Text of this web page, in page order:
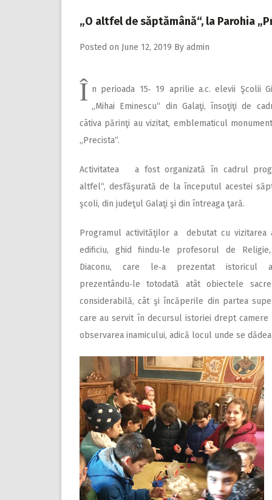
„O altfel de săptămână“, la Parohia
Posted on June 12, 2019 By admin
Î n perioada 15‑ 19 aprilie a.c. elevii Şcolii
„Mihai Eminescu“ din Galaţi, însoţiţi de
câtiva părinţi au vizitat, emblematicul
„Precista“.
Activitatea a fost organizată în cadrul
altfel“, desfăşurată de la începutul acestei
şcoli, din judeţul Galaţi şi din întreaga ţară.
Programul activităţilor a debutat cu vizitarea
edificiu, ghid fiindu‑le profesorul de
Diaconu, care le‑a prezentat istoricul
prezentându‑le totodată atât obiectele
considerabilă, cât şi încăperile din partea
care au servit în decursul istoriei drept camere
observarea inamicului, adică locul unde se